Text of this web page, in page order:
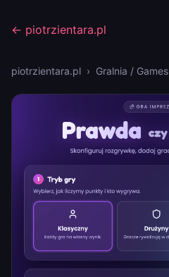
← piotrzientara.pl
piotrzientara.pl › Gralnia / Games